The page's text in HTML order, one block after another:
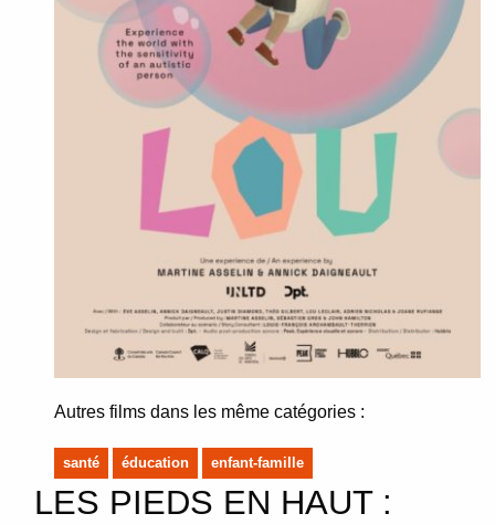
Autres films dans les même catégories :
santé éducation enfant-famille
LES PIEDS EN HAUT :